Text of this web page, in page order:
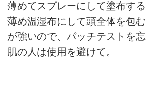
薄めてスプレーにして塗布す
薄め温湿布にして頭全体を包
が強いので、パッチテストを
肌の人は使用を避けて。